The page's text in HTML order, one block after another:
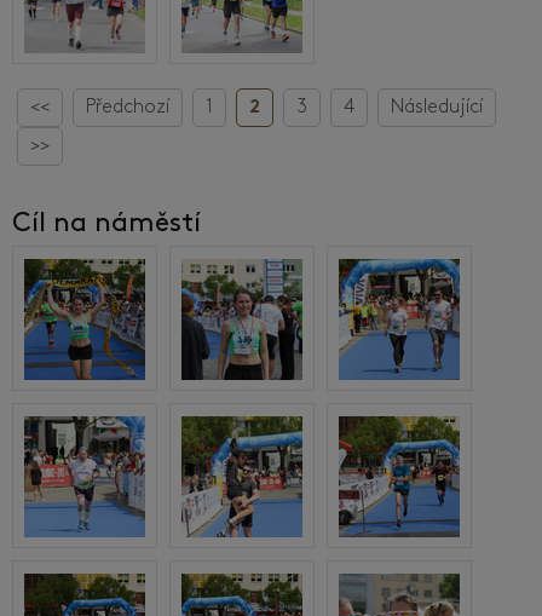
<< Předchozí 1 2 3 4
Následující
>>
Cíl na náměstí